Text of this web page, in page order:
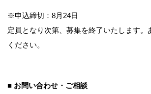
※申込締切：8月24日
定員となり次第、募集を終了いたします。
ください。
■ お問い合わせ・ご相談